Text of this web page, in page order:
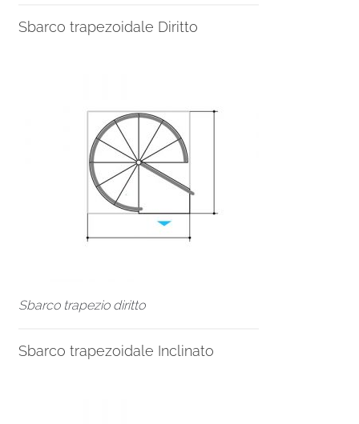
Sbarco trapezoidale Diritto
Sbarco trapezio diritto
Sbarco trapezoidale Inclinato